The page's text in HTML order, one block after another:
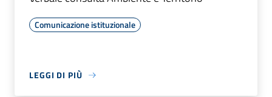
Comunicazione istituzionale
LEGGI DI PIÙ